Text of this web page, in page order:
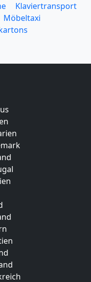
Klaviertransport
Möbeltaxi